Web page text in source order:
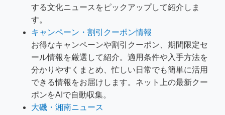
する文化ニュースをピックアップして紹介しま
す。
キャンペーン・割引クーポン情報
お得なキャンペーンや割引クーポン、期間限定セ
ール情報を厳選して紹介。適用条件や入手方法を
分かりやすくまとめ、忙しい日常でも簡単に活用
できる情報をお届けします。ネット上の最新クー
ポンをAIで自動収集。
大磯・湘南ニュース